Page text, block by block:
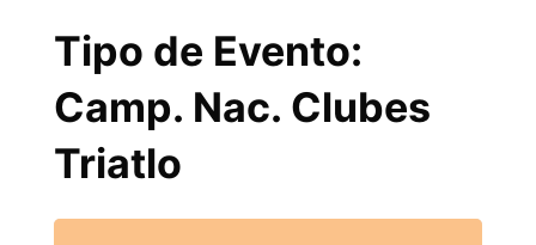
Tipo de Evento:
Camp. Nac. Clubes
Triatlo